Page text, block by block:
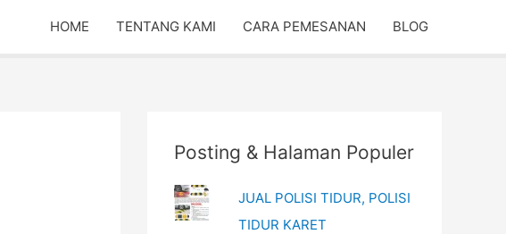
HOME TENTANG KAMI CARA PEMESANAN BLOG
Posting & Halaman Populer
JUAL POLISI TIDUR, POLISI
TIDUR KARET